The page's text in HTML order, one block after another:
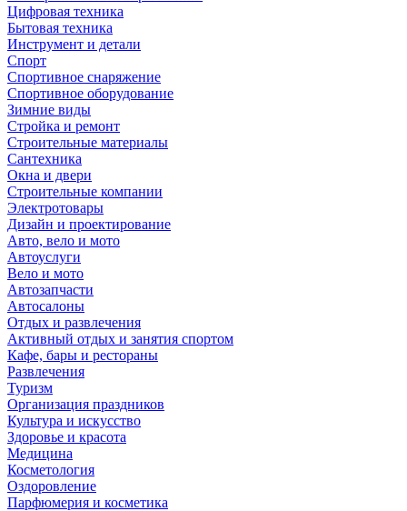
Цифровая техника
Бытовая техника
Инструмент и детали
Спорт
Спортивное снаряжение
Спортивное оборудование
Зимние виды
Стройка и ремонт
Строительные материалы
Сантехника
Окна и двери
Строительные компании
Электротовары
Дизайн и проектирование
Авто, вело и мото
Автоуслуги
Вело и мото
Автозапчасти
Автосалоны
Отдых и развлечения
Активный отдых и занятия спортом
Кафе, бары и рестораны
Развлечения
Туризм
Организация праздников
Культура и искусство
Здоровье и красота
Медицина
Косметология
Оздоровление
Парфюмерия и косметика